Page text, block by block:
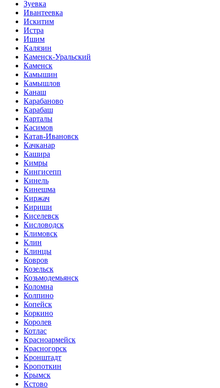
Зуевка
Ивантеевка
Искитим
Истра
Ишим
Калязин
Каменск-Уральский
Каменск
Камышин
Камышлов
Канаш
Карабаново
Карабаш
Карталы
Касимов
Катав-Ивановск
Качканар
Кашира
Кимры
Кингисепп
Кинель
Кинешма
Киржач
Кириши
Киселевск
Кисловодск
Климовск
Клин
Клинцы
Ковров
Козельск
Козьмодемьянск
Коломна
Колпино
Копейск
Коркино
Королев
Котлас
Красноармейск
Красногорск
Кронштадт
Кропоткин
Крымск
Кстово